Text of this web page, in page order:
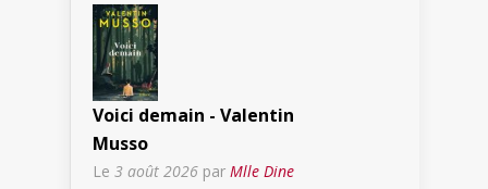
Voici demain - Valentin
Musso
Le 3 août 2026 par Mlle Dine